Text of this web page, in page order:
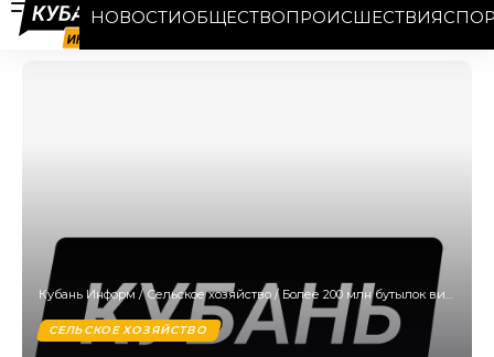
НОВОСТИОБЩЕСТВОПРОИСШЕСТВИЯ
Кубань Информ /Сельское хозяйство / Более 200 млн бутылок вина произвели в Краснодарском крае в 2023 году
СЕЛЬСКОЕ ХОЗЯЙСТВО